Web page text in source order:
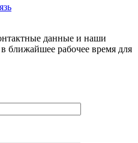
данные и наши
ближайшее рабочее время для